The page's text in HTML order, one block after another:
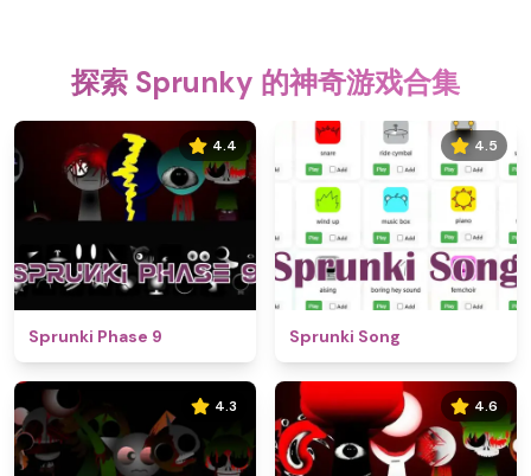
探索 Sprunky 的神奇游戏合集
4.4
Sprunki Phase 9
4.5
Sprunki Song
4.3 4.6